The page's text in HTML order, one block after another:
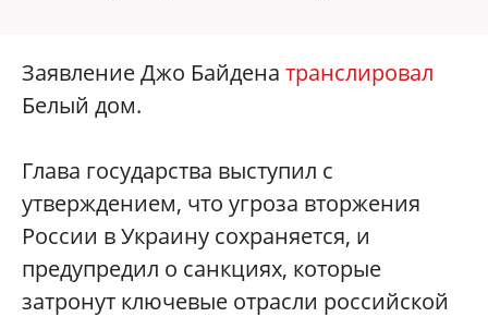
Заявление Джо Байдена транслировал
Белый дом.
Глава государства выступил с
утверждением, что угроза вторжения
России в Украину сохраняется, и
предупредил о санкциях, которые
затронут ключевые отрасли российской